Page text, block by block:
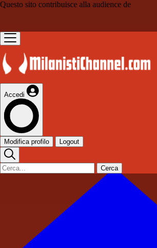
Questo sito contribuisce alla audience de
Accedi
Modifica profilo Logout
Cerca